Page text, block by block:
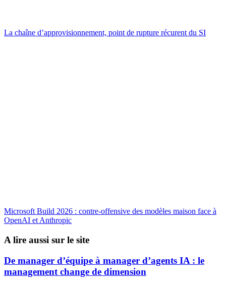
La chaîne d’approvisionnement, point de rupture récurent du SI
Microsoft Build 2026 : contre-offensive des modèles maison face à
OpenAI et Anthropic
A lire aussi sur le site
De manager d’équipe à manager d’agents IA : le
management change de dimension